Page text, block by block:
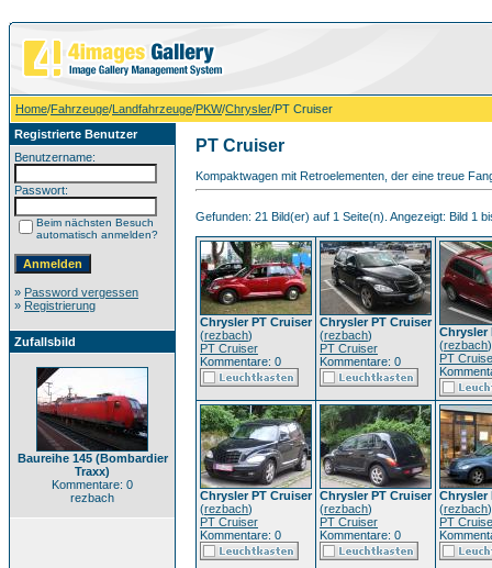
Home/Fahrzeuge/Landfahrzeuge/PKW/Chrysler/PT Cruiser
Registrierte Benutzer
Benutzername:
Passwort:
Beim nächsten Besuch
automatisch anmelden?
» Password vergessen
» Registrierung
Zufallsbild
Baureihe 145 (Bombardier
Traxx)
Kommentare: 0
rezbach
PT Cruiser
Kompaktwagen mit Retroelementen, der eine treue
Gefunden: 21 Bild(er) auf 1 Seite(n). Angezeigt: Bild 1
Chrysler PT Cruiser
(rezbach)
PT Cruiser
Kommentare: 0
Chrysler PT Cruiser
(rezbach)
PT Cruiser
Kommentare: 0
Chrysler
(rezbach)
PT
Chrysler PT Cruiser
(rezbach)
PT Cruiser
Kommentare: 0
Chrysler PT Cruiser
(rezbach)
PT Cruiser
Kommentare: 0
Chrysler
(rezbach)
PT